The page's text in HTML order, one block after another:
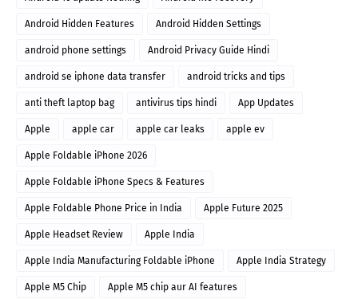
Android Hidden Features Android Hidden Settings
android phone settings Android Privacy Guide Hindi
android se iphone data transfer android tricks and tips
anti theft laptop bag antivirus tips hindi App Updates
Apple apple car apple car leaks apple ev
Apple Foldable iPhone 2026
Apple Foldable iPhone Specs & Features
Apple Foldable Phone Price in India Apple Future 2025
Apple Headset Review Apple India
Apple India Manufacturing Foldable iPhone Apple India Strategy
Apple M5 Chip Apple M5 chip aur AI features